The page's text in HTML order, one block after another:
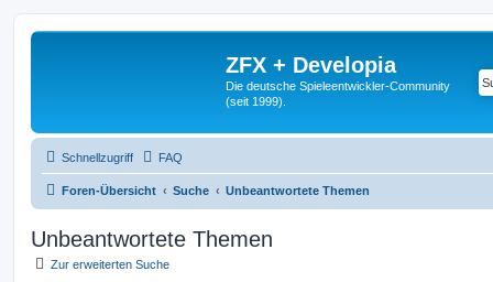
ZFX + Developia
Die deutsche Spieleentwickler-Community
(seit 1999).
Schnellzugriff FAQ
Foren-Übersicht Suche Unbeantwortete Themen
Unbeantwortete Themen
Zur erweiterten Suche